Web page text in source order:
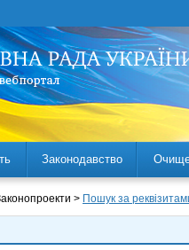
Законодавство
> Пошук за